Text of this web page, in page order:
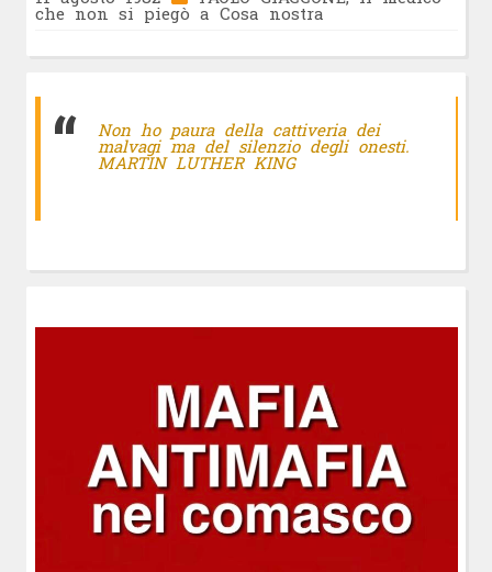
che non si piegò a Cosa nostra
Non ho paura della cattiveria dei
malvagi ma del silenzio degli onesti.
MARTIN LUTHER KING